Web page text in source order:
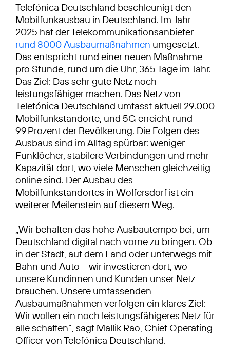
Telefónica Deutschland beschleunigt den
Mobilfunkausbau in Deutschland. Im Jahr
2025 hat der Telekommunikationsanbieter
rund 8000 Ausbaumaßnahmen umgesetzt.
Das entspricht rund einer neuen Maßnahme
pro Stunde, rund um die Uhr, 365 Tage im Jahr.
Das Ziel: Das sehr gute Netz noch
leistungsfähiger machen. Das Netz von
Telefónica Deutschland umfasst aktuell 29.000
Mobilfunkstandorte, und 5G erreicht rund
99 Prozent der Bevölkerung. Die Folgen des
Ausbaus sind im Alltag spürbar: weniger
Funklöcher, stabilere Verbindungen und mehr
Kapazität dort, wo viele Menschen gleichzeitig
online sind. Der Ausbau des
Mobilfunkstandortes in Wolfersdorf ist ein
weiterer Meilenstein auf diesem Weg.
„Wir behalten das hohe Ausbautempo bei, um
Deutschland digital nach vorne zu bringen. Ob
in der Stadt, auf dem Land oder unterwegs mit
Bahn und Auto – wir investieren dort, wo
unsere Kundinnen und Kunden unser Netz
brauchen. Unsere umfassenden
Ausbaumaßnahmen verfolgen ein klares Ziel:
Wir wollen ein noch leistungsfähigeres Netz für
alle schaffen“, sagt Mallik Rao, Chief Operating
Officer von Telefónica Deutschland.